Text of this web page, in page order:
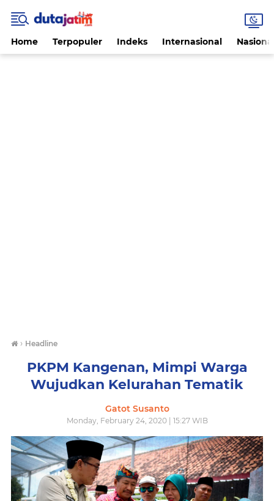
Home Terpopuler Indeks Internasional
› Headline
PKPM Kangenan, Mimpi Warga
Wujudkan Kelurahan Tematik
Gatot Susanto
Monday, February 24, 2020 | 15:27 WIB